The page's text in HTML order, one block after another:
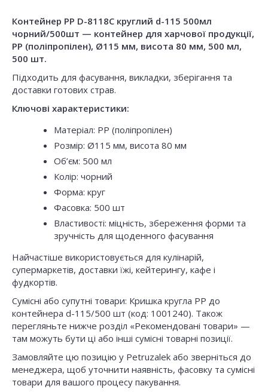
Контейнер PP D-8118C круглий d-115 500мл
чорний/500шт — контейнер для харчової продукції,
PP (поліпропілен), Ø115 мм, висота 80 мм, 500 мл,
500 шт.
Підходить для фасування, викладки, зберігання та
доставки готових страв.
Ключові характеристики:
Матеріал: PP (поліпропілен)
Розмір: Ø115 мм, висота 80 мм
Об’єм: 500 мл
Колір: чорний
Форма: круг
Фасовка: 500 шт
Властивості: міцність, збереження форми та
зручність для щоденного фасування
Найчастіше використовується для кулінарій,
супермаркетів, доставки їжі, кейтерингу, кафе і
фудкортів.
Сумісні або супутні товари: Кришка кругла РР до
контейнера d-115/500 шт (код: 1001240). Також
перегляньте нижче розділ «Рекомендовані товари» —
там можуть бути ці або інші сумісні товарні позиції.
Замовляйте цю позицію у Petruzalek або зверніться до
менеджера, щоб уточнити наявність, фасовку та сумісні
товари для вашого процесу пакування.